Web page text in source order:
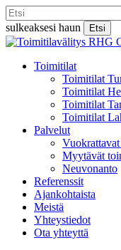
Skip
to
main
content
sulkeaksesi haun
Etsi
Close
Menu
Toimitilat
Toimitilat
Toimitilat
Toimitilat
Toimitilat
Palvelut
Myytävät
Neuvonanto
Referenssit
Ajankohtaista
Meistä
Yhteystiedot
Ota yhteyttä